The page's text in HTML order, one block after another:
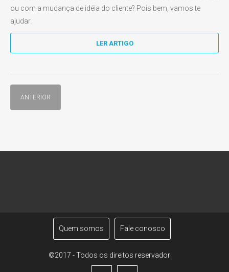
ou com a mudança de idéia do cliente? Pois bem, vamos te
ajudar.
LER ARTIGO
ANTERIOR
Quem somos Fale conosco
©2017 - Todos os direitos reservador